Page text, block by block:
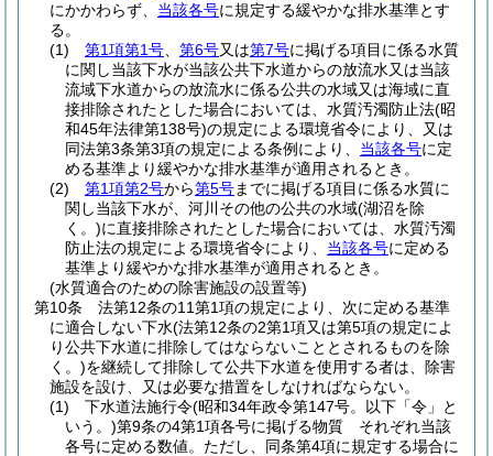
にかかわらず、 当該各号に規定する緩やかな排水基準とす
る。
(1)
第1項第1号 第6号又は第7号に掲げる項目に係る水質
に関し当該下水が当該公共下水道からの放流水又は当該
流域下水道からの放流水に係る公共の水域又は海域に直
接排除されたとした場合においては、水質汚濁防止法(昭
和45年法律第138号)の規定による環境省令により、又は
同法第3条第3項の規定による条例により、 当該各号に定
める基準より緩やかな排水基準が適用されるとき。
(2)
第1項第2号から第5号までに掲げる項目に係る水質に
関し当該下水が、河川その他の公共の水域(湖沼を除
く。)に直接排除されたとした場合においては、水質汚濁
防止法の規定による環境省令により、 当該各号に定める
基準より緩やかな排水基準が適用されるとき。
(水質適合のための除害施設の設置等)
第10条
法第12条の11第1項の規定により、次に定める基準
に適合しない下水(法第12条の2第1項又は第5項の規定によ
り公共下水道に排除してはならないこととされるものを除
く。)を継続して排除して公共下水道を使用する者は、除害
施設を設け、又は必要な措置をしなければならない。
(1)
下水道法施行令(昭和34年政令第147号。以下「令」と
いう。)第9条の4第1項各号に掲げる物質 それぞれ当該
各号に定める数値。 ただし、同条第4項に規定する場合に